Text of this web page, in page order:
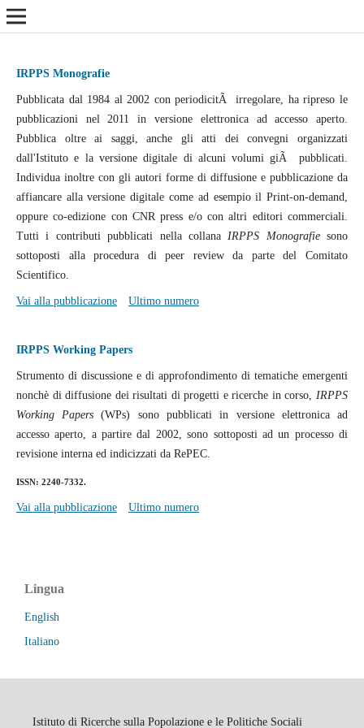
IRPPS Monografie
Pubblicata dal 1984 al 2002 con periodicitÃ irregolare, ha ripreso le
pubblicazioni nel 2011 in versione elettronica ad accesso aperto.
Pubblica oltre ai saggi, anche gli atti dei convegni organizzati
dall'Istituto e la versione digitale di alcuni volumi giÃ pubblicati.
Individua inoltre con gli autori forme di diffusione e pubblicazione da
affiancare alla versione digitale come ad esempio il Print-on-demand,
oppure co-edizione con CNR press e/o con altri editori commerciali.
Tutti i contributi pubblicati nella collana IRPPS Monografiesono
sottoposti alla procedura di peer review da parte del Comitato
Scientifico.
Vai alla pubblicazione Ultimo numero
IRPPS Working Papers
Strumento di discussione e di approfondimento di tematiche emergenti
nonchè di diffusione dei risultati di progetti e ricerche in corso, IRPPS
Working Papers (WPs) sono pubblicati in versione elettronica ad
accesso aperto, a partire dal 2002, sono sottoposti ad un processo di
revisione interna ed indicizzati da RePEC.
ISSN: 2240-7332.
Vai alla pubblicazione Ultimo numero
Lingua
English
Italiano
Istituto di Ricerche sulla Popolazione e le Politiche Sociali